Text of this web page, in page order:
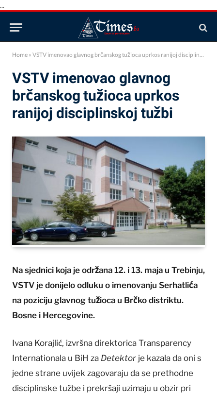
...
Home » VSTV imenovao glavnog brčanskog tužioca uprkos ranijoj disciplinskoj tužbi
VSTV imenovao glavnog
brčanskog tužioca uprkos
ranijoj disciplinskoj tužbi
Na sjednici koja je održana 12. i 13. maja u Trebinju,
VSTV je donijelo odluku o imenovanju Serhatlića
na poziciju glavnog tužioca u Brčko distriktu.
Bosne i Hercegovine.
Ivana Korajlić, izvršna direktorica Transparency
Internationala u BiH za Detektor je kazala da oni s
jedne strane uvijek zagovaraju da se prethodne
disciplinske tužbe i prekršaji uzimaju u obzir pri